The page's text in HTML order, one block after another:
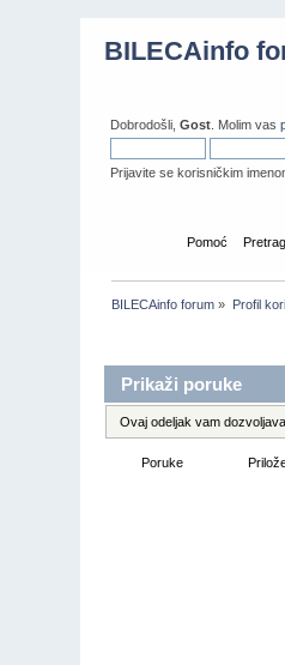
BILECAinfo
Dobrodošli,Gost . Molim vas
Prijavite se korisničkim
Pomoć
BILECAinfo forum » Profil
Prikaži poruke
Ovaj odeljak vam
Poruke